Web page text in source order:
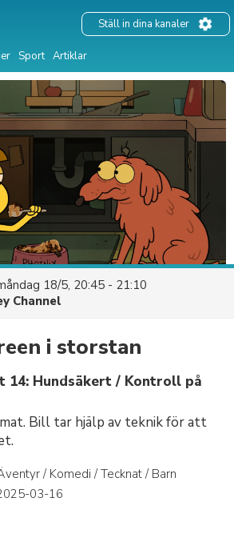
Sport Artiklar
Ställ in dina kanaler
18/5, 20:45 - 21:10
Channel
i storstan
14: Hundsäkert / Kontroll på
Bill tar hjälp av teknik för att
/ Komedi / Tecknat / Barn
03-16